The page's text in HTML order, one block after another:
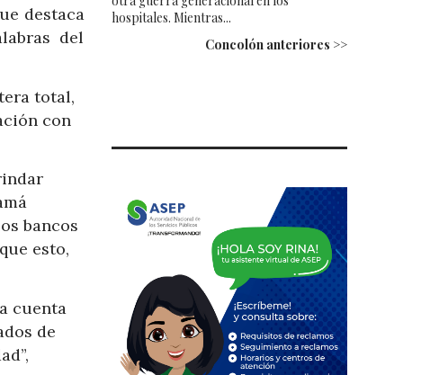
destaca
del
total,
con
bancos
esto,
cuenta
de
hospitales. Mientras...
Concolón anteriores >>